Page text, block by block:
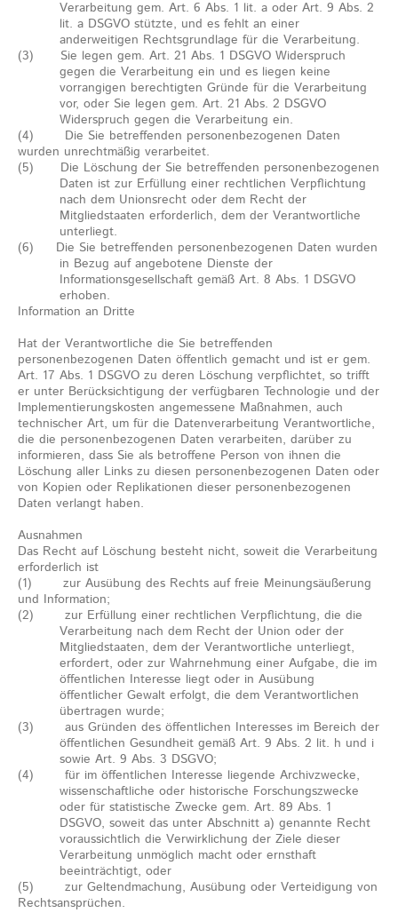
Verarbeitung gem. Art. 6 Abs. 1 lit. a oder Art. 9 Abs. 2
lit. a DSGVO stützte, und es fehlt an einer
anderweitigen Rechtsgrundlage für die Verarbeitung.
(3) Sie legen gem. Art. 21 Abs. 1 DSGVO Widerspruch
gegen die Verarbeitung ein und es liegen keine
vorrangigen berechtigten Gründe für die Verarbeitung
vor, oder Sie legen gem. Art. 21 Abs. 2 DSGVO
Widerspruch gegen die Verarbeitung ein.
(4) Die Sie betreffenden personenbezogenen Daten
wurden unrechtmäßig verarbeitet.
(5) Die Löschung der Sie betreffenden personenbezogenen
Daten ist zur Erfüllung einer rechtlichen Verpflichtung
nach dem Unionsrecht oder dem Recht der
Mitgliedstaaten erforderlich, dem der Verantwortliche
unterliegt.
(6) Die Sie betreffenden personenbezogenen Daten wurden
in Bezug auf angebotene Dienste der
Informationsgesellschaft gemäß Art. 8 Abs. 1 DSGVO
erhoben.
Information an Dritte
Hat der Verantwortliche die Sie betreffenden
personenbezogenen Daten öffentlich gemacht und ist er gem.
Art. 17 Abs. 1 DSGVO zu deren Löschung verpflichtet, so trifft
er unter Berücksichtigung der verfügbaren Technologie und der
Implementierungskosten angemessene Maßnahmen, auch
technischer Art, um für die Datenverarbeitung Verantwortliche,
die die personenbezogenen Daten verarbeiten, darüber zu
informieren, dass Sie als betroffene Person von ihnen die
Löschung aller Links zu diesen personenbezogenen Daten oder
von Kopien oder Replikationen dieser personenbezogenen
Daten verlangt haben.
Ausnahmen
Das Recht auf Löschung besteht nicht, soweit die Verarbeitung
erforderlich ist
(1) zur Ausübung des Rechts auf freie Meinungsäußerung
und Information;
(2) zur Erfüllung einer rechtlichen Verpflichtung, die die
Verarbeitung nach dem Recht der Union oder der
Mitgliedstaaten, dem der Verantwortliche unterliegt,
erfordert, oder zur Wahrnehmung einer Aufgabe, die im
öffentlichen Interesse liegt oder in Ausübung
öffentlicher Gewalt erfolgt, die dem Verantwortlichen
übertragen wurde;
(3) aus Gründen des öffentlichen Interesses im Bereich der
öffentlichen Gesundheit gemäß Art. 9 Abs. 2 lit. h und i
sowie Art. 9 Abs. 3 DSGVO;
(4) für im öffentlichen Interesse liegende Archivzwecke,
wissenschaftliche oder historische Forschungszwecke
oder für statistische Zwecke gem. Art. 89 Abs. 1
DSGVO, soweit das unter Abschnitt a) genannte Recht
voraussichtlich die Verwirklichung der Ziele dieser
Verarbeitung unmöglich macht oder ernsthaft
beeinträchtigt, oder
(5) zur Geltendmachung, Ausübung oder Verteidigung von
Rechtsansprüchen.